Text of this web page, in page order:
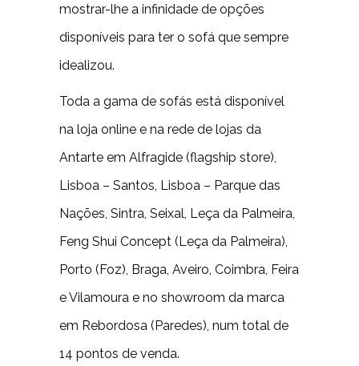
mostrar-lhe a infinidade de opções
disponíveis para ter o sofá que sempre
idealizou.
Toda a gama de sofás está disponível
na loja online e na rede de lojas da
Antarte em Alfragide (flagship store),
Lisboa – Santos, Lisboa – Parque das
Nações, Sintra, Seixal, Leça da Palmeira,
Feng Shui Concept (Leça da Palmeira),
Porto (Foz), Braga, Aveiro, Coimbra, Feira
e Vilamoura e no showroom da marca
em Rebordosa (Paredes), num total de
14 pontos de venda.